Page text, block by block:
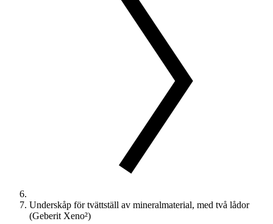
Underskåp för tvättställ av mineralmaterial, med två lådor
(Geberit Xeno²)